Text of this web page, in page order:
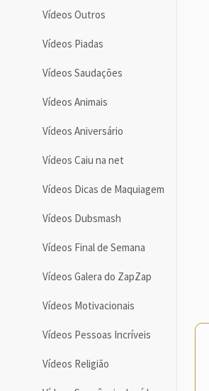
Vídeos Outros
Vídeos Piadas
Vídeos Saudações
Vídeos Animais
Vídeos Aniversário
Vídeos Caiu na net
Vídeos Dicas de Maquiagem
Vídeos Dubsmash
Vídeos Final de Semana
Vídeos Galera do ZapZap
Vídeos Motivacionais
Vídeos Pessoas Incríveis
Vídeos Religião